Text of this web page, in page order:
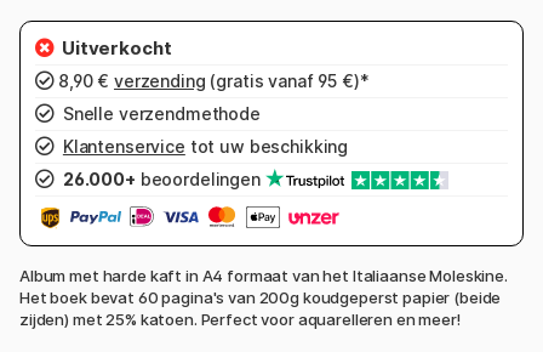
8,90 € verzending (gratis vanaf 95 €)*
Snelle verzendmethode
Klantenservice tot uw beschikking
26.000+ beoordelingen
Album met harde kaft in A4 formaat van het Italiaanse Moleskine.
Het boek bevat 60 pagina's van 200g koudgeperst papier (beide
zijden) met 25% katoen. Perfect voor aquarelleren en meer!